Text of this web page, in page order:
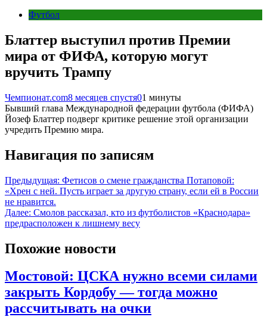
Футбол
Блаттер выступил против Премии
мира от ФИФА, которую могут
вручить Трампу
Чемпионат.com8 месяцев спустя01 минуты
Бывший глава Международной федерации футбола (ФИФА)
Йозеф Блаттер подверг критике решение этой организации
учредить Премию мира.
Навигация по записям
Предыдущая: Фетисов о смене гражданства Потаповой:
«Хрен с ней. Пусть играет за другую страну, если ей в России
не нравится.
Далее: Смолов рассказал, кто из футболистов «Краснодара»
предрасположен к лишнему весу
Похожие новости
Мостовой: ЦСКА нужно всеми силами
закрыть Кордобу — тогда можно
рассчитывать на очки